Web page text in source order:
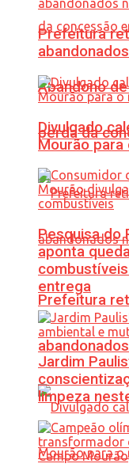
Abandono
perda da
Prefeitura
Prefeitura
Divulgado
Mourão
Pesquisa do
aponta
entrega
Jardim
limpeza